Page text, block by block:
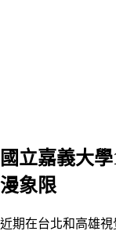
國立嘉義大
漫象限
近期在台北和高雄